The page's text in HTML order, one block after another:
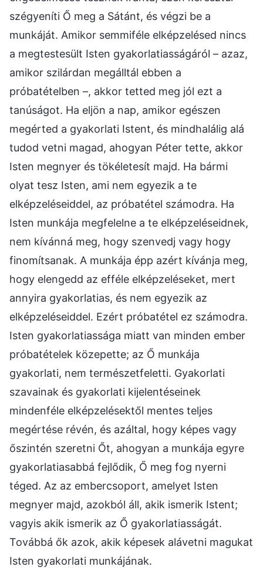
szégyeníti Ő meg a Sátánt, és végzi be a
munkáját. Amikor semmiféle elképzelésed nincs
a megtestesült Isten gyakorlatiasságáról – azaz,
amikor szilárdan megálltál ebben a
próbatételben –, akkor tetted meg jól ezt a
tanúságot. Ha eljön a nap, amikor egészen
megérted a gyakorlati Istent, és mindhalálig alá
tudod vetni magad, ahogyan Péter tette, akkor
Isten megnyer és tökéletesít majd. Ha bármi
olyat tesz Isten, ami nem egyezik a te
elképzeléseiddel, az próbatétel számodra. Ha
Isten munkája megfelelne a te elképzeléseidnek,
nem kívánná meg, hogy szenvedj vagy hogy
finomítsanak. A munkája épp azért kívánja meg,
hogy elengedd az efféle elképzeléseket, mert
annyira gyakorlatias, és nem egyezik az
elképzeléseiddel. Ezért próbatétel ez számodra.
Isten gyakorlatiassága miatt van minden ember
próbatételek közepette; az Ő munkája
gyakorlati, nem természetfeletti. Gyakorlati
szavainak és gyakorlati kijelentéseinek
mindenféle elképzelésektől mentes teljes
megértése révén, és azáltal, hogy képes vagy
őszintén szeretni Őt, ahogyan a munkája egyre
gyakorlatiasabbá fejlődik, Ő meg fog nyerni
téged. Az az embercsoport, amelyet Isten
megnyer majd, azokból áll, akik ismerik Istent;
vagyis akik ismerik az Ő gyakorlatiasságát.
Továbbá ők azok, akik képesek alávetni magukat
Isten gyakorlati munkájának.